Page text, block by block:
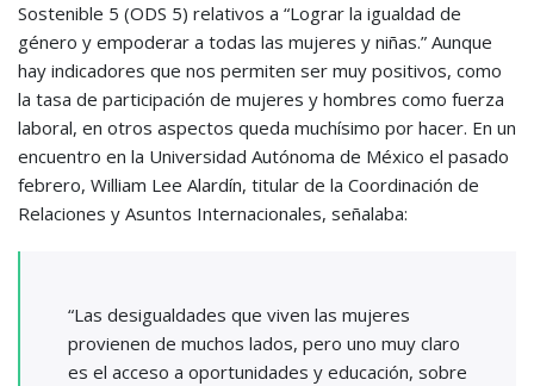
Sostenible 5 (ODS 5) relativos a “Lograr la igualdad de
género y empoderar a todas las mujeres y niñas.” Aunque
hay indicadores que nos permiten ser muy positivos, como
la tasa de participación de mujeres y hombres como fuerza
laboral, en otros aspectos queda muchísimo por hacer. En un
encuentro en la Universidad Autónoma de México el pasado
febrero, William Lee Alardín, titular de la Coordinación de
Relaciones y Asuntos Internacionales, señalaba:
“Las desigualdades que viven las mujeres
provienen de muchos lados, pero uno muy claro
es el acceso a oportunidades y educación, sobre